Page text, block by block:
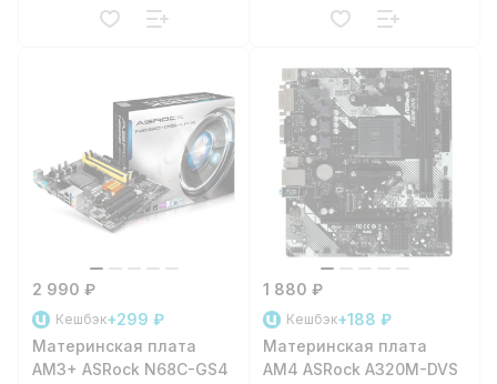
2 990 ₽
Кешбэк+299 ₽
Материнская плата
AM3+ ASRock N68C-GS4
1 880 ₽
Кешбэк+188 ₽
Материнская плата
AM4 ASRock A320M-DVS